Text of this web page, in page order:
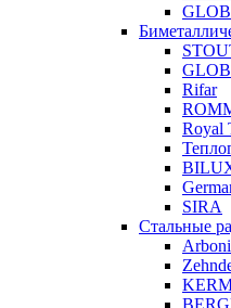
Rifar
Royal
SIRA
Стальные